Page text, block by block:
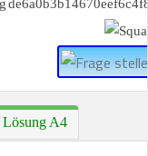
Lösung A4